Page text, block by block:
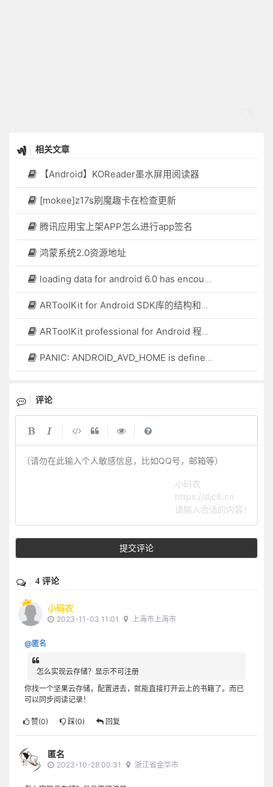
相关文章
【Android】KOReader墨水屏用阅读器
[mokee]z17s刷魔趣卡在检查更新
腾讯应用宝上架APP怎么进行app签名
鸿蒙系统2.0资源地址
loading data for android 6.0 has encountered a problem
ARToolKit for Android SDK库的结构和开发技术
ARToolKit professional for Android 程序开发以及Tips的介绍
PANIC: ANDROID_AVD_HOME is defined but could not find *.ini file..
评论
（请勿在此输入个人敏感信息，比如QQ号，邮箱等）
小码农
https://djc8.cn
请输入合适的内容！
提交评论
4 评论
小码农
2023-11-03 11:01 上海市上海市
@匿名
怎么实现云存储？显示不可注册
你找一个坚果云存储，配置进去，就能直接打开云上的书籍了。而已
可以同步阅读记录！
赞(0) 踩(0) 回复
匿名
2023-10-28 00:31 浙江省金华市